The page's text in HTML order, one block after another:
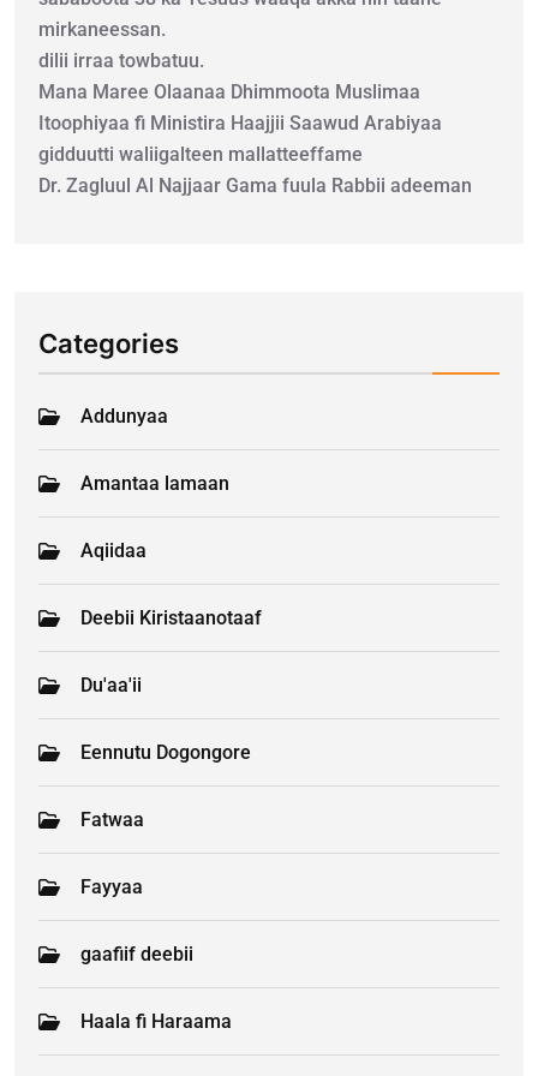
mirkaneessan.
dilii irraa towbatuu.
Mana Maree Olaanaa Dhimmoota Muslimaa
Itoophiyaa fi Ministira Haajjii Saawud Arabiyaa
gidduutti waliigalteen mallatteeffame
Dr. Zagluul Al Najjaar Gama fuula Rabbii adeeman
Categories
Addunyaa
Amantaa lamaan
Aqiidaa
Deebii Kiristaanotaaf
Du'aa'ii
Eennutu Dogongore
Fatwaa
Fayyaa
gaafiif deebii
Haala fi Haraama